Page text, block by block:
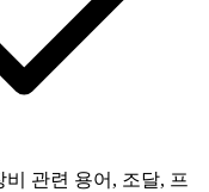
비 관련 용어, 조달, 프